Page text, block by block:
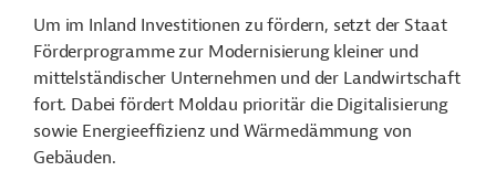
Um im Inland Investitionen zu fördern, setzt der Staat
Förderprogramme zur Modernisierung kleiner und
mittelständischer Unternehmen und der Landwirtschaft
fort. Dabei fördert Moldau prioritär die Digitalisierung
sowie Energieeffizienz und Wärmedämmung von
Gebäuden.